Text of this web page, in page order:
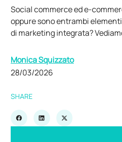
Social commerce ed e-
oppure sono entrambi
di marketing integrata?
Monica Squizzato
28/03/2026
SHARE